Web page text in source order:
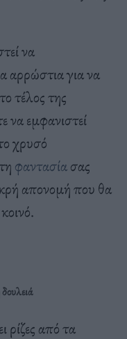
να
αρρώστια για να
τέλος της
να εμφανιστεί
χρυσό
φαντασίασας
απονομή που θα
ρίζες από τα